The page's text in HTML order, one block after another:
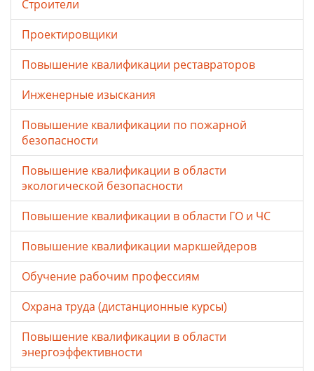
Строители
Проектировщики
Повышение квалификации реставраторов
Инженерные изыскания
Повышение квалификации по пожарной
безопасности
Повышение квалификации в области
экологической безопасности
Повышение квалификации в области ГО и ЧС
Повышение квалификации маркшейдеров
Обучение рабочим профессиям
Охрана труда (дистанционные курсы)
Повышение квалификации в области
энергоэффективности